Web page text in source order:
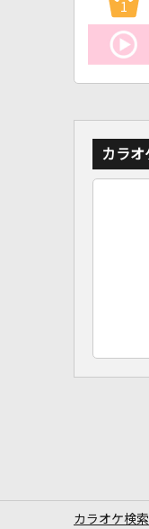
1
カラオ
カラオケ検索